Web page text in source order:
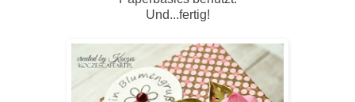
Und...fertig!